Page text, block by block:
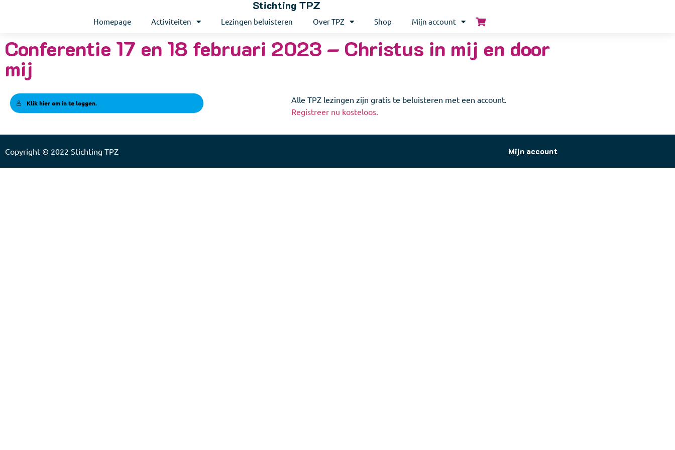
Stichting TPZ
Homepage Activiteiten Lezingen beluisteren Over TPZ Shop Mijn account
Conferentie 17 en 18 februari 2023 – Christus in mij en door
mij
Klik hier om in te loggen.
Alle TPZ lezingen zijn gratis te beluisteren met een account.
Registreer nu kosteloos.
Copyright © 2022 Stichting TPZ Mijn account